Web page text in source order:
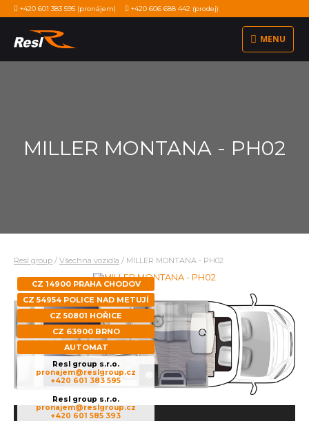
+420 601 383 595 (pronájem) +420 606 688 442 (prodej)
MENU
MILLER MONTANA - PH02
Resl group / Všechna vozidla / MILLER MONTANA - PH02
CZ 14900 PRAHA CHODOV
CZ 54954 POLICE NAD METUJÍ
CZ 50801 HOŘICE
CZ 63900 BRNO
AUTOMAT
Resl group s.r.o.
pronajem@reslgroup.cz
+420 601 383 595
Resl group s.r.o.
pronajem@reslgroup.cz
+420 601 585 393